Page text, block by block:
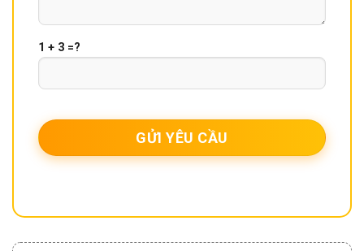
1 + 3 =?